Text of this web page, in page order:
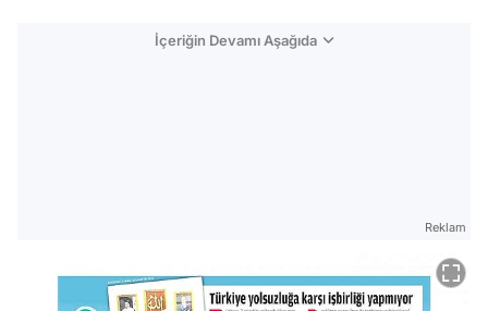
İçeriğin Devamı Aşağıda
Reklam